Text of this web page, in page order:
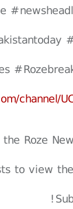
channel/
to view